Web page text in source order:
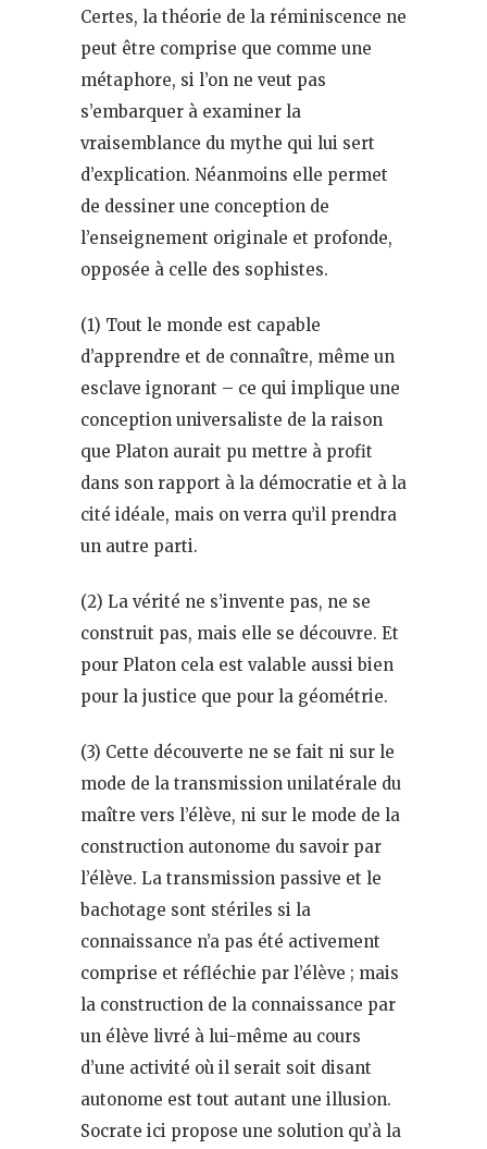
Certes, la théorie de la réminiscence ne
peut être comprise que comme une
métaphore, si l’on ne veut pas
s’embarquer à examiner la
vraisemblance du mythe qui lui sert
d’explication. Néanmoins elle permet
de dessiner une conception de
l’enseignement originale et profonde,
opposée à celle des sophistes.
(1) Tout le monde est capable
d’apprendre et de connaître, même un
esclave ignorant – ce qui implique une
conception universaliste de la raison
que Platon aurait pu mettre à profit
dans son rapport à la démocratie et à la
cité idéale, mais on verra qu’il prendra
un autre parti.
(2) La vérité ne s’invente pas, ne se
construit pas, mais elle se découvre. Et
pour Platon cela est valable aussi bien
pour la justice que pour la géométrie.
(3) Cette découverte ne se fait ni sur le
mode de la transmission unilatérale du
maître vers l’élève, ni sur le mode de la
construction autonome du savoir par
l’élève. La transmission passive et le
bachotage sont stériles si la
connaissance n’a pas été activement
comprise et réfléchie par l’élève ; mais
la construction de la connaissance par
un élève livré à lui-même au cours
d’une activité où il serait soit disant
autonome est tout autant une illusion.
Socrate ici propose une solution qu’à la